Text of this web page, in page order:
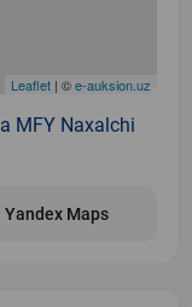
Leaflet | ©e-auksion.uz
MFY Naxalchi
Yandex Maps